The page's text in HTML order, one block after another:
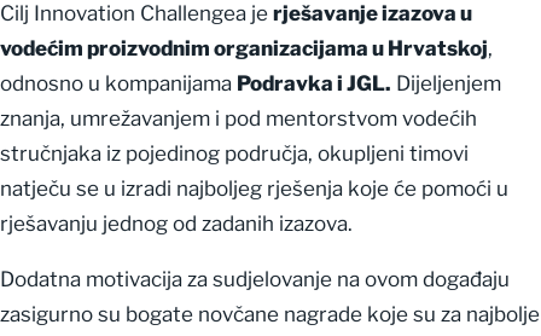
Cilj Innovation Challengea je rješavanje izazova u
vodećim proizvodnim organizacijama u Hrvatskoj,
odnosno u kompanijama Podravka i JGL. Dijeljenjem
znanja, umrežavanjem i pod mentorstvom vodećih
stručnjaka iz pojedinog područja, okupljeni timovi
natječu se u izradi najboljeg rješenja koje će pomoći u
rješavanju jednog od zadanih izazova.
Dodatna motivacija za sudjelovanje na ovom događaju
zasigurno su bogate novčane nagrade koje su za najbolje